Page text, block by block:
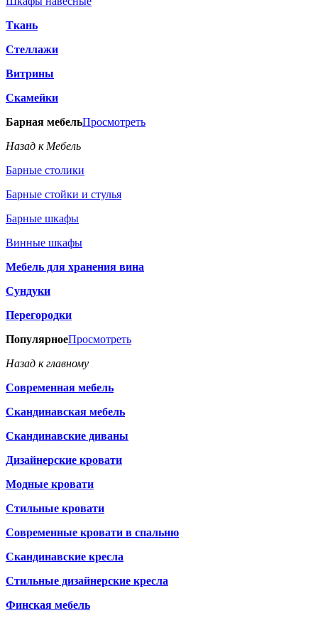
Ткань
Стеллажи
Витрины
Скамейки
Барная мебельПросмотреть
Назад к Мебель
Барные столики
Барные стойки и стулья
Барные шкафы
Винные шкафы
Мебель для хранения вина
Сундуки
Перегородки
ПопулярноеПросмотреть
Назад к главному
Современная мебель
Скандинавская мебель
Скандинавские диваны
Дизайнерские кровати
Модные кровати
Стильные кровати
Современные кровати в спальню
Скандинавские кресла
Стильные дизайнерские кресла
Финская мебель